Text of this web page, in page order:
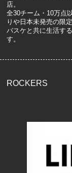
店。
全30チーム・10万点
りや日本未発売の限
バスケと共に生活す
す。
ROCKERS
配送・送料につ
返品について
お支払い方法につ